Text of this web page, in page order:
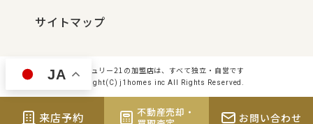
サイトマップ
センチュリー21の加盟店は、すべて独立・自営です
Copyright(C) j1homes inc All Rights Reserved.
来店予約
不動産売却・
お問い合わせ
JA